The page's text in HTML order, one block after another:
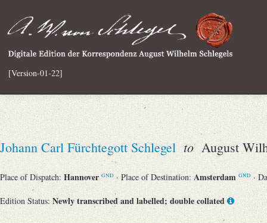
[Version-01-22]
Johann Carl Fürchtegott Schlegel toAugust
Place of Dispatch: Hannover GND · Place of Destination: Amsterdam GND ·
Edition Status: Newly transcribed and labelled; double collated